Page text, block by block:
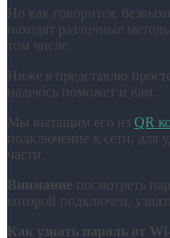
Но как говорится,
находят различные
том числе.
Ниже я представлю
надеюсь поможет и вам.
Мы вытащим его из QR
подключение к сети, для
части.
Внимание посмотреть
которой подключен,
Как узнать пароль от